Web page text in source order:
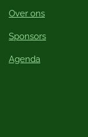
Over ons
Sponsors
Agenda